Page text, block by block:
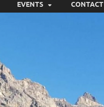
EVENTS CONTACT